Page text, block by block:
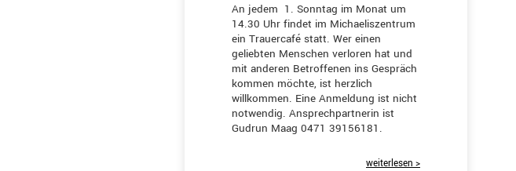
An jedem 1. Sonntag im Monat um
14.30 Uhr findet im Michaeliszentrum
ein Trauercafé statt. Wer einen
geliebten Menschen verloren hat und
mit anderen Betroffenen ins Gespräch
kommen möchte, ist herzlich
willkommen. Eine Anmeldung ist nicht
notwendig. Ansprechpartnerin ist
Gudrun Maag 0471 39156181.
weiterlesen >